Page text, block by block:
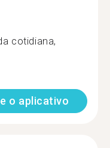
cotidiana,
o aplicativo